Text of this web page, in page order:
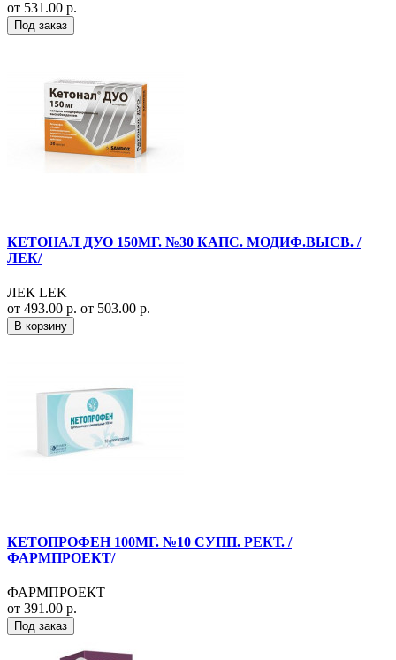
от 531.00 р.
Под заказ
КЕТОНАЛ ДУО 150МГ. №30 КАПС. МОДИФ.ВЫСВ. /
ЛЕК/
ЛЕК LEK
от 493.00 р. от 503.00 р.
В корзину
КЕТОПРОФЕН 100МГ. №10 СУПП. РЕКТ. /
ФАРМПРОЕКТ/
ФАРМПРОЕКТ
от 391.00 р.
Под заказ